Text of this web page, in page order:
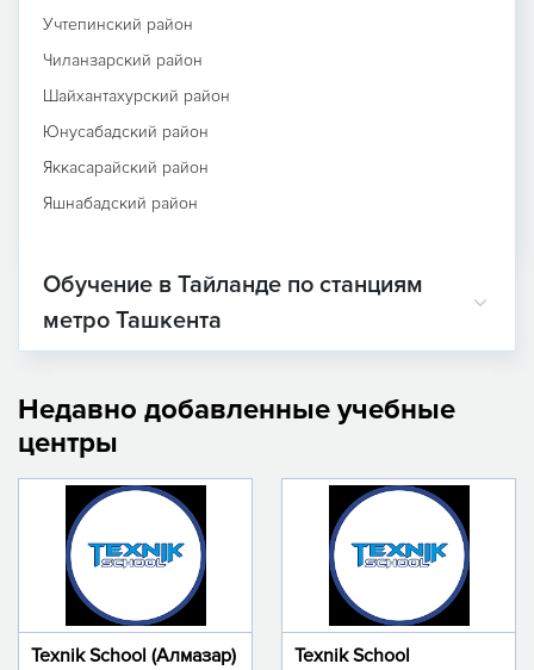
Учтепинский район
Чиланзарский район
Шайхантахурский район
Юнусабадский район
Яккасарайский район
Яшнабадский район
Обучение в Тайланде по станциям
метро Ташкента
Недавно добавленные учебные
центры
Texnik School (Алмазар)
Texnik School